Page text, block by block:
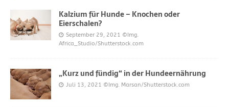
Kalzium für Hunde – Knochen oder
Eierschalen?
September 29, 2021 ©Img.
Africa_Studio/Shutterstock.com
„Kurz und fündig“ in der Hundeernährung
Juli 13, 2021 ©Img. Marsan/Shutterstock.com